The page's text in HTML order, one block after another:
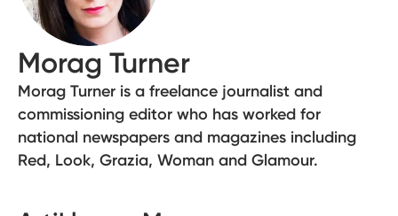
Morag Turner
Morag Turner is a freelance journalist and
commissioning editor who has worked for
national newspapers and magazines including
Red, Look, Grazia, Woman and Glamour.